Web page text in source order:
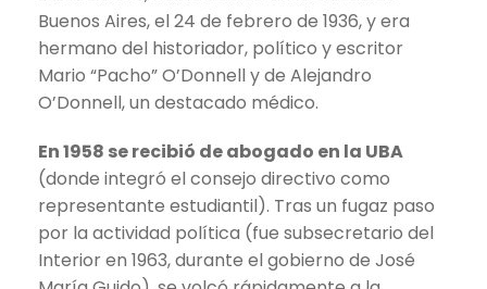
Buenos Aires, el 24 de febrero de 1936, y era
hermano del historiador, político y escritor
Mario “Pacho” O’Donnell y de Alejandro
O’Donnell, un destacado médico.
En 1958 se recibió de abogado en la UBA
(donde integró el consejo directivo como
representante estudiantil). Tras un fugaz paso
por la actividad política (fue subsecretario del
Interior en 1963, durante el gobierno de José